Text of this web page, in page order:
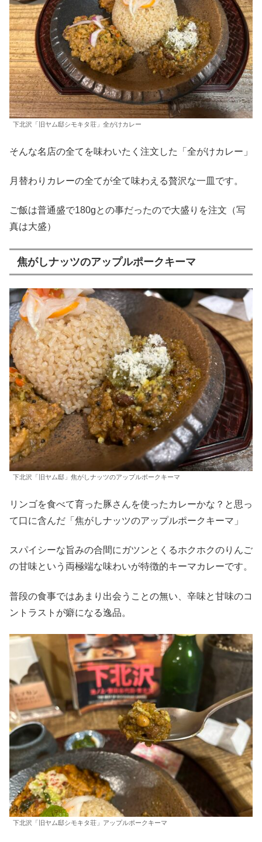
下北沢「旧ヤム邸シモキタ荘」全がけカレー
そんな名店の全てを味わいたく注文した「全がけカレー」
月替わりカレーの全てが全て味わえる贅沢な一皿です。
ご飯は普通盛で180gとの事だったので大盛りを注文（写
真は大盛）
焦がしナッツのアップルポークキーマ
下北沢「旧ヤム邸」焦がしナッツのアップルポークキーマ
リンゴを食べて育った豚さんを使ったカレーかな？と思っ
て口に含んだ「焦がしナッツのアップルポークキーマ」
スパイシーな旨みの合間にガツンとくるホクホクのりんご
の甘味という両極端な味わいが特徴的キーマカレーです。
普段の食事ではあまり出会うことの無い、辛味と甘味のコ
ントラストが癖になる逸品。
下北沢「旧ヤム邸シモキタ荘」アップルポークキーマ